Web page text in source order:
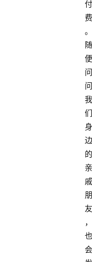
付
费
。
随
便
问
问
我
们
身
边
的
亲
戚
朋
友
，
也
会